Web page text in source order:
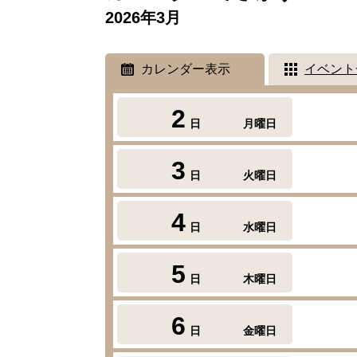
2026年3月
カレンダー表示 イベン
2 日 月曜日
3 日 火曜日
4 日 水曜日
5 日 木曜日
6 日 金曜日